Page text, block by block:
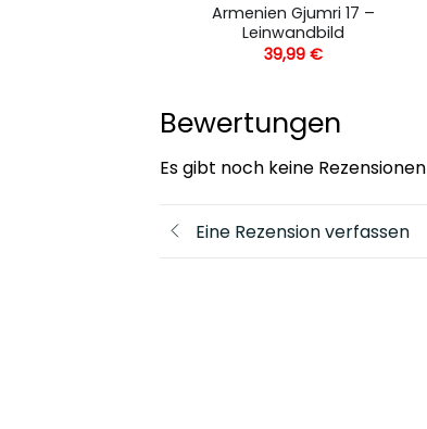
Armenien Gjumri 17 –
Leinwandbild
39,99€
Bewertungen
Es gibt noch keine Rezensionen
Eine Rezension verfassen